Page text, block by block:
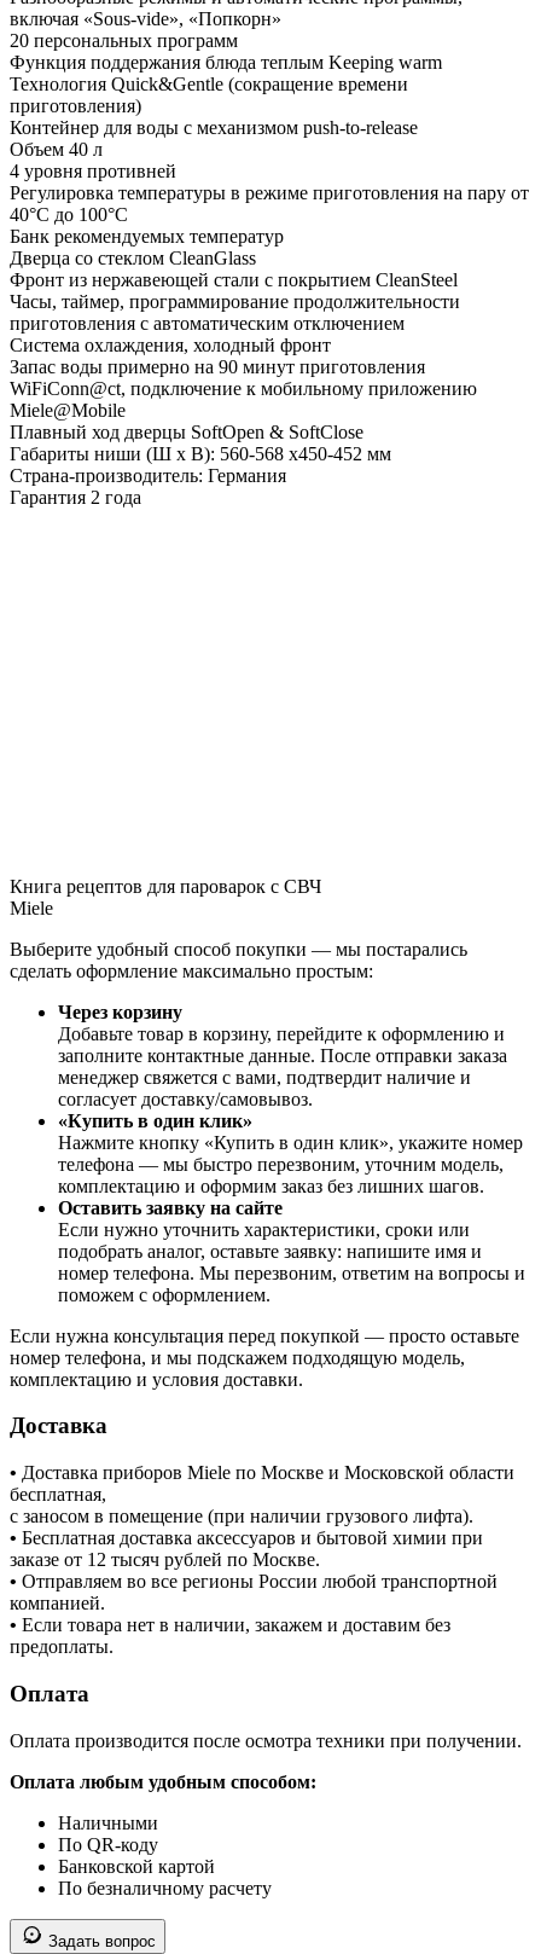
включая «Sous-vide», «Попкорн»
20 персональных программ
Функция поддержания блюда теплым Keeping warm
Технология Quick&Gentle (сокращение времени
приготовления)
Контейнер для воды с механизмом push-to-release
Объем 40 л
4 уровня противней
Регулировка температуры в режиме приготовления на пару от
40°C до 100°C
Банк рекомендуемых температур
Дверца со стеклом CleanGlass
Фронт из нержавеющей стали с покрытием CleanSteel
Часы, таймер, программирование продолжительности
приготовления с автоматическим отключением
Система охлаждения, холодный фронт
Запас воды примерно на 90 минут приготовления
WiFiConn@ct, подключение к мобильному приложению
Miele@Mobile
Плавный ход дверцы SoftOpen & SoftClose
Габариты ниши (Ш х В): 560-568 х450-452 мм
Страна-производитель: Германия
Гарантия 2 года
Книга рецептов для пароварок с СВЧ
Miele
Выберите удобный способ покупки — мы постарались
сделать оформление максимально простым:
Через корзину
Добавьте товар в корзину, перейдите к оформлению и
заполните контактные данные. После отправки заказа
менеджер свяжется с вами, подтвердит наличие и
согласует доставку/самовывоз.
«Купить в один клик»
Нажмите кнопку «Купить в один клик», укажите номер
телефона — мы быстро перезвоним, уточним модель,
комплектацию и оформим заказ без лишних шагов.
Оставить заявку на сайте
Если нужно уточнить характеристики, сроки или
подобрать аналог, оставьте заявку: напишите имя и
номер телефона. Мы перезвоним, ответим на вопросы и
поможем с оформлением.
Если нужна консультация перед покупкой — просто оставьте
номер телефона, и мы подскажем подходящую модель,
комплектацию и условия доставки.
Доставка
• Доставка приборов Miele по Москве и Московской области
бесплатная,
с заносом в помещение (при наличии грузового лифта).
• Бесплатная доставка аксессуаров и бытовой химии при
заказе от 12 тысяч рублей по Москве.
• Отправляем во все регионы России любой транспортной
компанией.
• Если товара нет в наличии, закажем и доставим без
предоплаты.
Оплата
Оплата производится после осмотра техники при получении.
Оплата любым удобным способом:
Наличными
По QR-коду
Банковской картой
По безналичному расчету
Задать вопрос